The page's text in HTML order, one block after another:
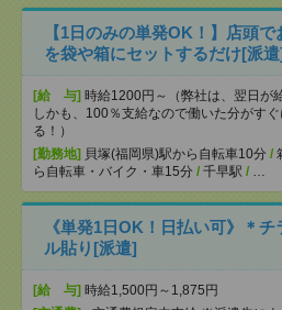
【1日のみの単発OK！】店頭
を袋や箱にセットするだけ[派
[給 与] 時給1200円～（弊社は、翌日が
しかも、100％支給なので働いた分がすぐ
る！）
[勤務地] 貝塚(福岡県)駅から自転車10分 /
ら自転車・バイク・車15分 / 千早駅 / …
《単発1日OK！日払い可》＊
ル貼り[派遣]
[給 与] 時給1,500円～1,875円